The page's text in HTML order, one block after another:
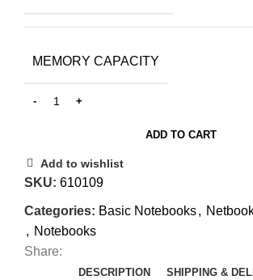
MEMORY CAPACITY
ADD TO CART
Add to wishlist
SKU: 610109
Categories: Basic Notebooks,
, Notebooks
Share:
DESCRIPTION SHIPPING &